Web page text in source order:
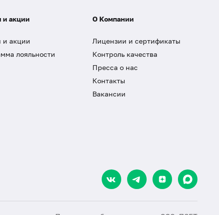
и акции
и акции
лояльности
О Компании
Лицензии и сертификаты
Контроль качества
Пресса о нас
Контакты
Вакансии